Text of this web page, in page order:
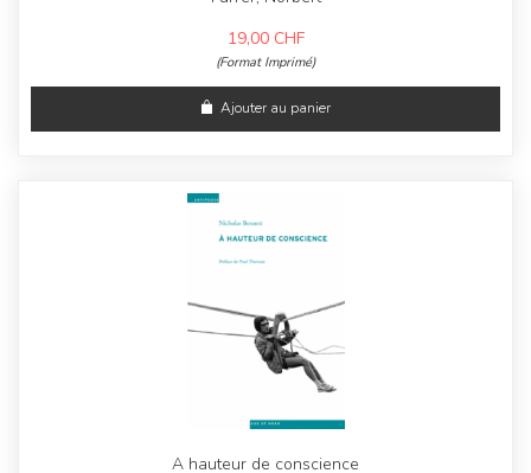
19,00 CHF
(Format Imprimé)
Ajouter au panier
A hauteur de conscience